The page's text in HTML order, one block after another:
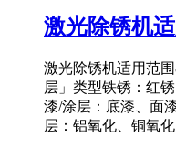
激光除锈机
激光除锈机适用范
层」类型铁锈：红
漆/涂层：底漆、面
层：铝氧化、铜氧